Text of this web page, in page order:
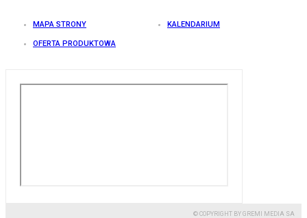
MAPA STRONY KALENDARIUM
OFERTA PRODUKTOWA
© COPYRIGHT BY GREMI MEDIA SA